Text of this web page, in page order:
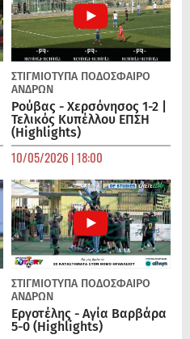
ΣΤΙΓΜΙΟΤΥΠΑ ΠΟΔΌΣΦΑΙΡΟ
ΑΝΔΡΏΝ
Ρούβας - Χερσόνησος 1-2 |
Τελικός Κυπέλλου ΕΠΣΗ
(Highlights)
10/05/2026 | 18:00
ΣΤΙΓΜΙΟΤΥΠΑ ΠΟΔΌΣΦΑΙΡΟ
ΑΝΔΡΏΝ
Εργοτέλης - Αγία Βαρβάρα
5-0 (Highlights)